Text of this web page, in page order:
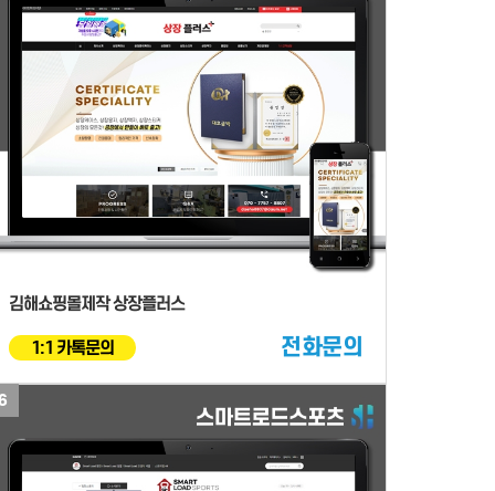
김해쇼핑몰제작 상장플러스
1:1 카톡문의 전화문의